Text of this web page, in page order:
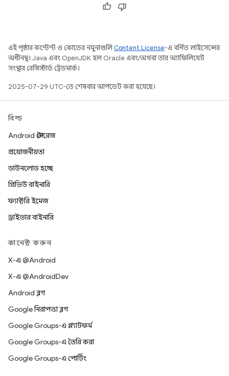
এই পৃষ্ঠার কন্টেন্ট ও কোডের নমুনাগুলিContent License-এ বর্ণিত লাইসেন্সের
অধীনস্থ। Java এবং OpenJDK হল Oracle এবং/অথবা তার অ্যাফিলিয়েট
সংস্থার রেজিস্টার্ড ট্রেডমার্ক।
2025-07-29 UTC-তে শেষবার আপডেট করা হয়েছে।
বিল্ড
Android স্টোরেজ
প্রয়োজনীয়তা
ডাউনলোড হচ্ছে
প্রিভিউ বাইনারি
ফ্যাক্টরি ইমেজ
ড্রাইভার বাইনারি
কানেক্ট করুন
X-এ @Android
X-এ @AndroidDev
Android ব্লগ
Google নিরাপত্তা ব্লগ
Google Groups-এ প্ল্যাটফর্ম
Google Groups-এ তৈরি করা
Google Groups-এ পোর্টিং